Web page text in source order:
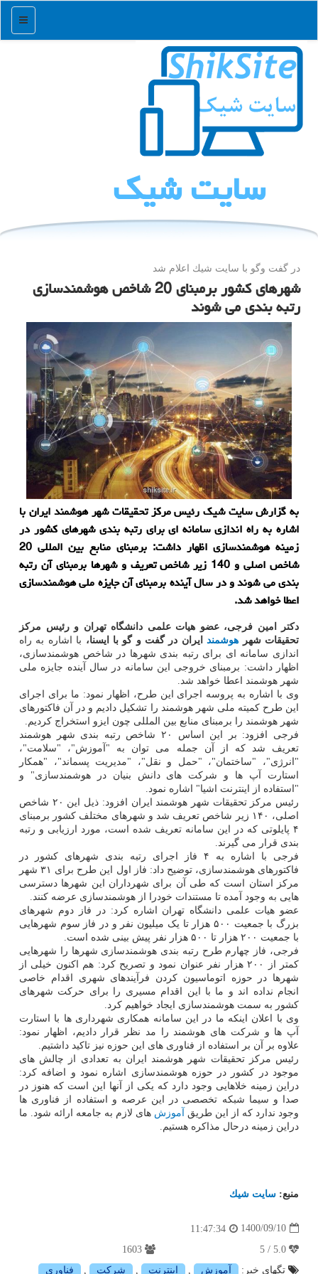
منو
سایت شیك
در گفت وگو با سایت شیك اعلام شد
شهرهای کشور برمبنای 20 شاخص هوشمندسازی
رتبه بندی می شوند
به گزارش سایت شیک رئیس مرکز تحقیقات شهر هوشمند ایران با
اشاره به راه اندازی سامانه ای برای رتبه بندی شهرهای کشور در
زمینه هوشمندسازی اظهار داشت: برمبنای منابع بین المللی 20
شاخص اصلی و 140 زیر شاخص تعریف و شهرها برمبنای آن رتبه
بندی می شوند و در سال آینده برمبنای آن جایزه ملی هوشمندسازی
اعطا خواهد شد.
دکتر امین فرجی، عضو هیات علمی دانشگاه تهران و رئیس مرکز
تحقیقات شهر هوشمندایران در گفت و گو با ایسنا، با اشاره به راه
اندازی سامانه ای برای رتبه بندی شهرها در شاخص هوشمندسازی،
اظهار داشت: برمبنای خروجی این سامانه در سال آینده جایزه ملی
شهر هوشمند اعطا خواهد شد.
وی با اشاره به پروسه اجرای این طرح، اظهار نمود: ما برای اجرای
این طرح کمیته ملی شهر هوشمند را تشکیل دادیم و در آن فاکتورهای
شهر هوشمند را برمبنای منابع بین المللی چون ایزو استخراج کردیم.
فرجی افزود: بر این اساس ۲۰ شاخص رتبه بندی شهر هوشمند
تعریف شد که از آن جمله می توان به "آموزش"، "سلامت"،
"انرژی"، "ساختمان"، "حمل و نقل"، "مدیریت پسماند"، "همکار
استارت آپ ها و شرکت های دانش بنیان در هوشمندسازی" و
"استفاده از اینترنت اشیا" اشاره نمود.
رئیس مرکز تحقیقات شهر هوشمند ایران افزود: ذیل این ۲۰ شاخص
اصلی، ۱۴۰ زیر شاخص تعریف شد و شهرهای مختلف کشور برمبنای
۴ پایلوتی که در این سامانه تعریف شده است، مورد ارزیابی و رتبه
بندی قرار می گیرند.
فرجی با اشاره به ۴ فاز اجرای رتبه بندی شهرهای کشور در
فاکتورهای هوشمندسازی، توضیح داد: فاز اول این طرح برای ۳۱ شهر
مرکز استان است که طی آن برای شهرداران این شهرها دسترسی
هایی به وجود آمده تا مستندات خودرا از هوشمندسازی عرضه کنند.
عضو هیات علمی دانشگاه تهران اشاره کرد: در فاز دوم شهرهای
بزرگ با جمعیت ۵۰۰ هزار تا یک میلیون نفر و در فاز سوم شهرهایی
با جمعیت ۲۰۰ هزار تا ۵۰۰ هزار نفر پیش بینی شده است.
فرجی، فاز چهارم طرح رتبه بندی هوشمندسازی شهرها را شهرهایی
کمتر از ۲۰۰ هزار نفر عنوان نمود و تصریح کرد: هم اکنون خیلی از
شهرها در حوزه اتوماسیون کردن فرآیندهای شهری اقدام خاصی
انجام نداده اند و ما با این اقدام مسیری را برای حرکت شهرهای
کشور به سمت هوشمندسازی ایجاد خواهیم کرد.
وی با اعلان اینکه ما در این سامانه همکاری شهرداری ها با استارت
آپ ها و شرکت های هوشمند را مد نظر قرار دادیم، اظهار نمود:
علاوه بر آن بر استفاده از فناوری های این حوزه نیز تاکید داشتیم.
رئیس مرکز تحقیقات شهر هوشمند ایران به تعدادی از چالش های
موجود در کشور در حوزه هوشمندسازی اشاره نمود و اضافه کرد:
دراین زمینه خلاهایی وجود دارد که یکی از آنها این است که هنوز در
صدا و سیما شبکه تخصصی در این عرصه و استفاده از فناوری ها
وجود ندارد که از این طریق آموزش های لازم به جامعه ارائه شود. ما
دراین زمینه درحال مذاکره هستیم.
منبع: سایت شیك
1400/09/10
11:47:34
تگهای خبر:
آموزش , اینترنت , شركت , فناوری